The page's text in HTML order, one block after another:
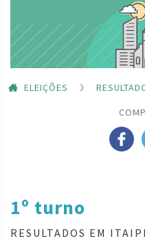
ELEIÇÕES
1º turno
RESULTADOS EM